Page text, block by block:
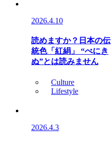
2026.4.10
読めますか？日本の伝
統色「紅絹」 “べにき
ぬ”とは読みません
Culture
Lifestyle
2026.4.3